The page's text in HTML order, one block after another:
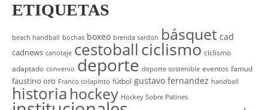
ETIQUETAS
beach handball bochas boxeo brenda sardon básquet cad
cadnews canotaje cestoballciclismo ciclismo
adaptado convenio deporte deporte sostenible eventos famud
faustino oro Franco colapinto fútbol gustavo fernandez handball
historia hockey Hockey Sobre Patines